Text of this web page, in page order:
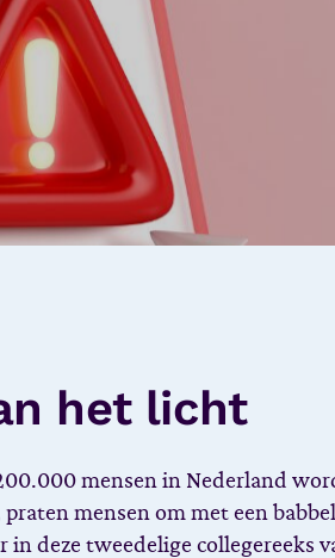
het licht
mensen in Nederland
mensen om met een
in deze tweedelige collegereeks